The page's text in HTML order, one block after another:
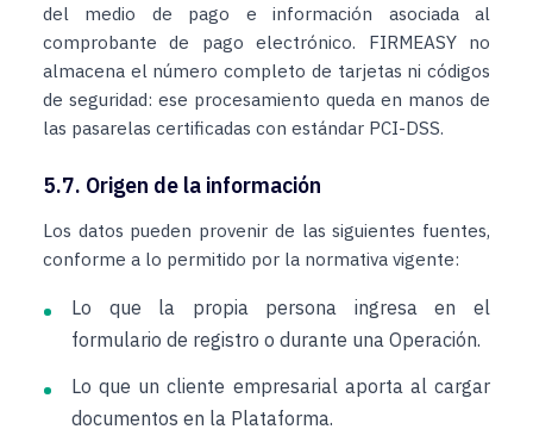
del medio de pago e información asociada al
comprobante de pago electrónico. FIRMEASY no
almacena el número completo de tarjetas ni códigos
de seguridad: ese procesamiento queda en manos de
las pasarelas certificadas con estándar PCI-DSS.
5.7. Origen de la información
Los datos pueden provenir de las siguientes fuentes,
conforme a lo permitido por la normativa vigente:
Lo que la propia persona ingresa en el
formulario de registro o durante una Operación.
Lo que un cliente empresarial aporta al cargar
documentos en la Plataforma.